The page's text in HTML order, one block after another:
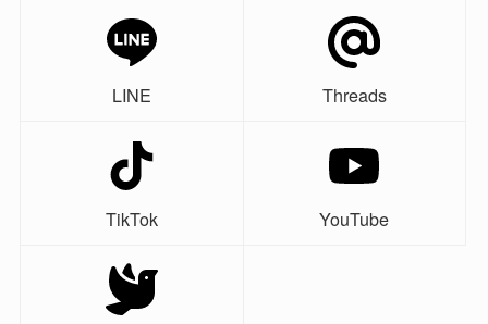
LINE Threads
TikTok YouTube